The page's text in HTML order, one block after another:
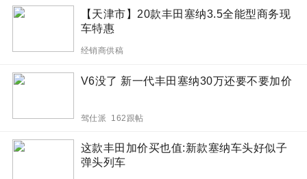
【天津市】20款丰田塞纳3.5全能型商务现
车特惠
经销商供稿
V6没了 新一代丰田塞纳30万还要不要加价
驾仕派 162跟帖
这款丰田加价买也值:新款塞纳车头好似子
弹头列车